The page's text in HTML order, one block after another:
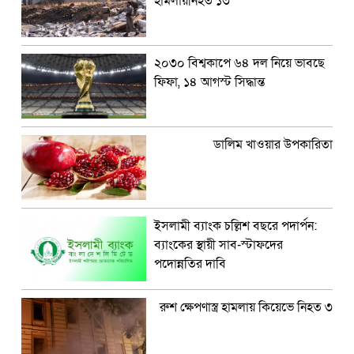
২০৩০ বিশ্বকাপে ৬৪ দল নিয়ে ভাবছে
ফিফা, ১৪ আগস্ট সিদ্ধান্ত
ডালিম খাওয়ার উপকারিতা
ইসলামী ব্যাংক চল্লিশ বছরে পদার্পন:
ব্যাংকের স্থায়ী সাব-স্টাফদের
পদোন্নতির দাবি
রুশ ক্ষেপণাস্ত্র হামলায় কিয়েভে নিহত ৩